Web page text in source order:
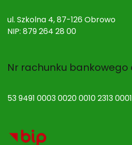
ul. Szkolna 4, 87-126 Obrowo
NIP: 879 264 28 00
Nr rachunku bankowego
53 9491 0003 0020 0010 2313 0001